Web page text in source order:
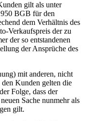
gilt als unter
950 BGB für den
dem Verhältnis des
Verkaufspreis der zu
der so entstandenen
der Ansprüche des
mit anderen, nicht
Kunden gelten die
Folge, dass der
Sache nunmehr als
gilt.